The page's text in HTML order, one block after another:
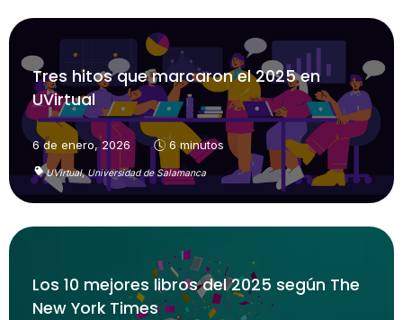
Tres hitos que marcaron el 2025 en
UVirtual
6 de enero, 2026 6 minutos
UVirtual,Universidad de Salamanca
Los 10 mejores libros del 2025 según The
New York Times